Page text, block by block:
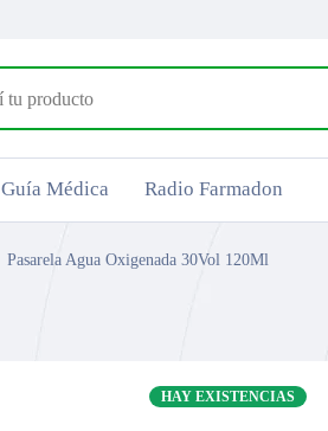
Guía Médica Radio Farmadon
Pasarela Agua Oxigenada 30Vol 120Ml
HAY EXISTENCIAS